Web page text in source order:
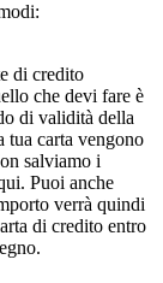
di credito
che devi fare è
di validità della
tua carta vengono
salviamo i
Puoi anche
verrà quindi
di credito entro